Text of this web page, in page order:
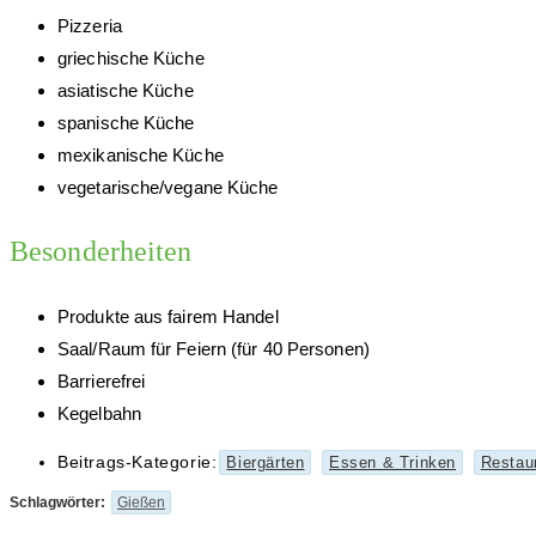
Pizzeria
griechische Küche
asiatische Küche
spanische Küche
mexikanische Küche
vegetarische/vegane Küche
Besonderheiten
Produkte aus fairem Handel
Saal/Raum für Feiern (für 40 Personen)
Barrierefrei
Kegelbahn
Beitrags-Kategorie: Biergärten Essen & Trinken
Schlagwörter: Gießen